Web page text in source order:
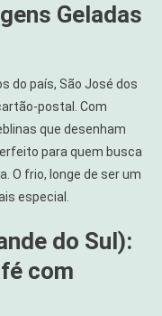
Geladas
do país, São José dos
postal. Com
que desenham
para quem busca
O frio, longe de ser um
especial.
do Sul):
com